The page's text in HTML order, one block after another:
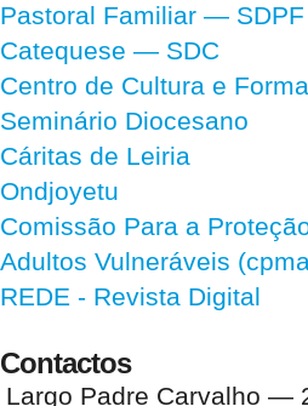
Pastoral Familiar — SDPF
Catequese — SDC
Centro de Cultura e
Seminário Diocesano
Cáritas de Leiria
Ondjoyetu
Comissão Para a
Adultos Vulneráveis
REDE - Revista Digital
Contactos
Largo Padre Carvalho —